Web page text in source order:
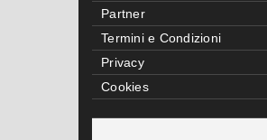
Partner
Termini e Condizioni
Privacy
Cookies